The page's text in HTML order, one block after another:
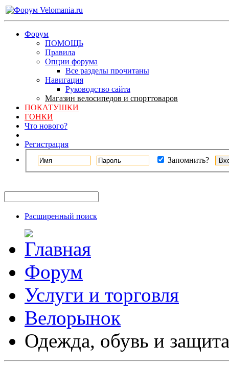
Форум
ПОМОЩЬ
Правила
Опции форума
Все разделы прочитаны
Навигация
Руководство сайта
Магазин велосипедов и спорттоваров
ПОКАТУШКИ
ГОНКИ
Что нового?
Регистрация
Запомнить?
Расширенный поиск
Форум
Услуги и торговля
Велорынок
Одежда, обувь и защита